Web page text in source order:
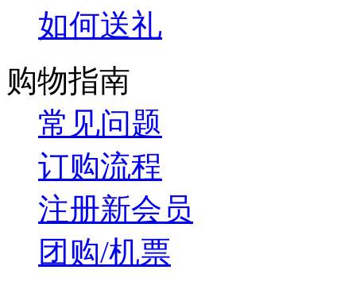
如何送礼
购物指南
常见问题
订购流程
注册新会员
团购/机票